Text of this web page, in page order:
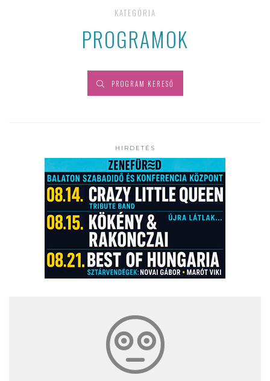
KATEGÓRIA
PROGRAMOK
PROGRAM KERESŐ
HIRDETÉS